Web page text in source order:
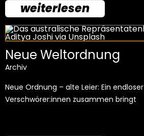
weiterlesen
Neue Weltordnung
Archiv
Neue Ordnung – alte Leier: Ein
Verschwörer:innen zusammen bringt